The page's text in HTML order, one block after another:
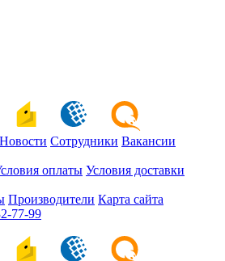
Новости Сотрудники Вакансии
оплаты Условия доставки
Производители Карта сайта
77-99